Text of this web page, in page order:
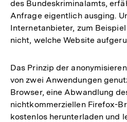
des Bundeskriminalamts,
Anfrage eigentlich ausging.
Internetanbieter, zum
nicht, welche Website
Das Prinzip der
von zwei Anwendungen
Browser, eine Abwandlung
nichtkommerziellen Firefox-
kostenlos herunterladen und